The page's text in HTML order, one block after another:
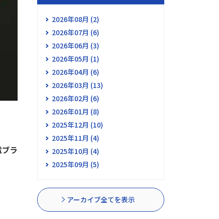
ラ
2026年08月 (2)
2026年07月 (6)
2026年06月 (3)
2026年05月 (1)
2026年04月 (6)
2026年03月 (13)
2026年02月 (6)
2026年01月 (8)
2025年12月 (10)
2025年11月 (4)
2025年10月 (4)
2025年09月 (5)
アーカイブ全てを表示